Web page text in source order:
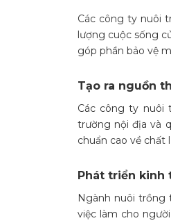
Các công ty nuôi
lượng cuộc sống
góp phần bảo vệ
Tạo ra nguồn
Các công ty nuôi
trường nội địa và
chuẩn cao về chất
Phát triển kinh
Ngành nuôi trồng
việc làm cho